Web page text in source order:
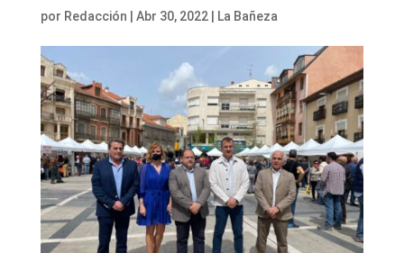
por Redacción Abr 30, 2022| La Bañeza